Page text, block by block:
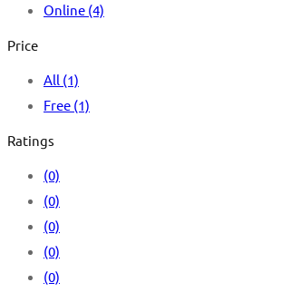
Online (4)
Price
All (1)
Free (1)
Ratings
(0)
(0)
(0)
(0)
(0)